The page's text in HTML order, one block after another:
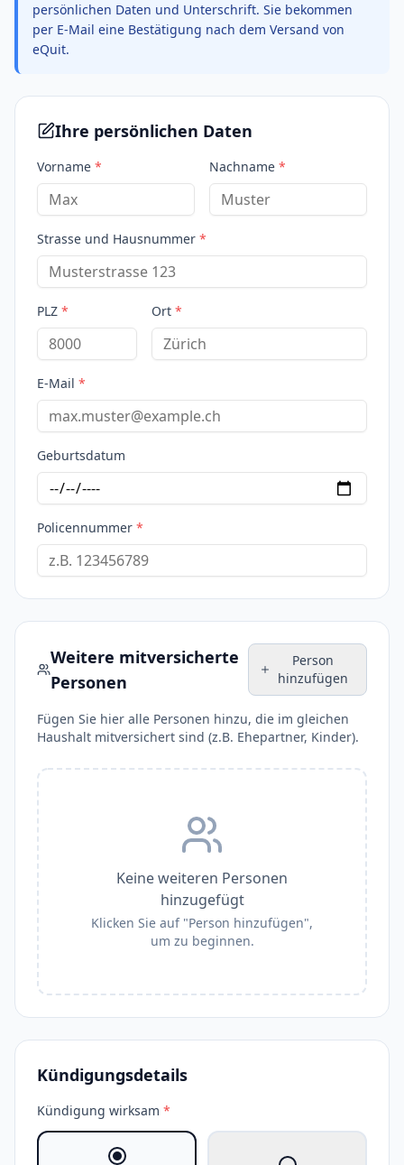
persönlichen Daten und Unterschrift. Sie bekommen
per E-Mail eine Bestätigung nach dem Versand von
eQuit.
Ihre persönlichen Daten
Vorname * Nachname *
Strasse und Hausnummer *
PLZ * Ort *
E-Mail *
Geburtsdatum
Policennummer *
Weitere mitversicherte
Personen
Person
hinzufügen
Fügen Sie hier alle Personen hinzu, die im gleichen
Haushalt mitversichert sind (z.B. Ehepartner, Kinder).
Keine weiteren Personen
hinzugefügt
Klicken Sie auf "Person hinzufügen",
um zu beginnen.
Kündigungsdetails
Kündigung wirksam *